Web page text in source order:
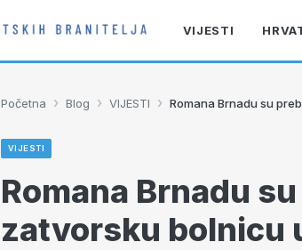
VIJESTI
Početna › Blog › VIJESTI › Romana Brnadu su
VIJESTI
Romana Brnadu
zatvorsku bolnicu